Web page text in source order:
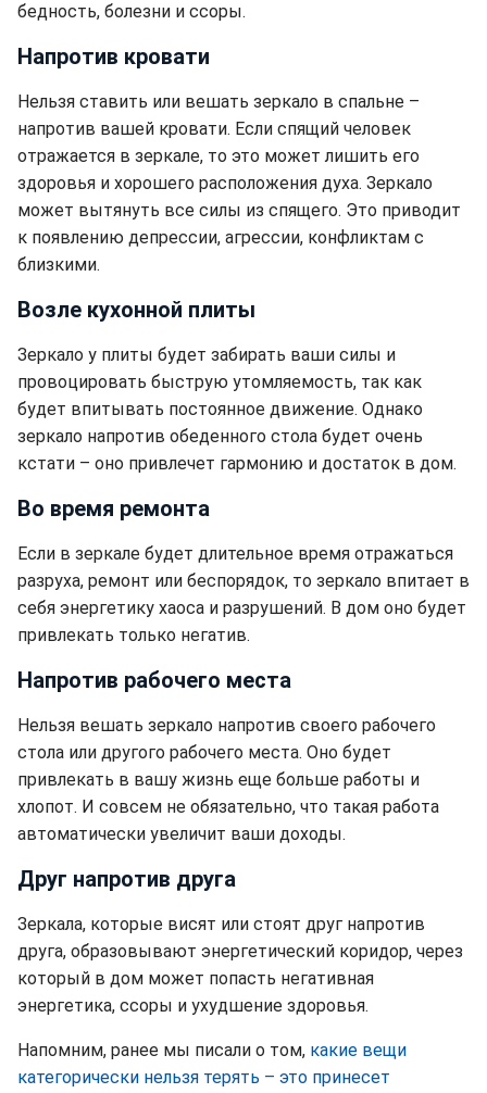
бедность, болезни и ссоры.
Напротив кровати
Нельзя ставить или вешать зеркало в спальне –
напротив вашей кровати. Если спящий человек
отражается в зеркале, то это может лишить его
здоровья и хорошего расположения духа. Зеркало
может вытянуть все силы из спящего. Это приводит
к появлению депрессии, агрессии, конфликтам с
близкими.
Возле кухонной плиты
Зеркало у плиты будет забирать ваши силы и
провоцировать быструю утомляемость, так как
будет впитывать постоянное движение. Однако
зеркало напротив обеденного стола будет очень
кстати – оно привлечет гармонию и достаток в дом.
Во время ремонта
Если в зеркале будет длительное время отражаться
разруха, ремонт или беспорядок, то зеркало впитает в
себя энергетику хаоса и разрушений. В дом оно будет
привлекать только негатив.
Напротив рабочего места
Нельзя вешать зеркало напротив своего рабочего
стола или другого рабочего места. Оно будет
привлекать в вашу жизнь еще больше работы и
хлопот. И совсем не обязательно, что такая работа
автоматически увеличит ваши доходы.
Друг напротив друга
Зеркала, которые висят или стоят друг напротив
друга, образовывают энергетический коридор, через
который в дом может попасть негативная
энергетика, ссоры и ухудшение здоровья.
Напомним, ранее мы писали о том, какие вещи
категорически нельзя терять – это принесет